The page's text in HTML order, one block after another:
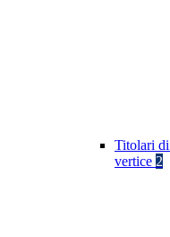
Titolari
vertice 2